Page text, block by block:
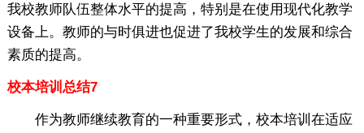
我校教师队伍整体水平的提高，特别是在使用现代化教学
设备上。教师的与时俱进也促进了我校学生的发展和综合
素质的提高。
校本培训总结7
作为教师继续教育的一种重要形式，校本培训在适应